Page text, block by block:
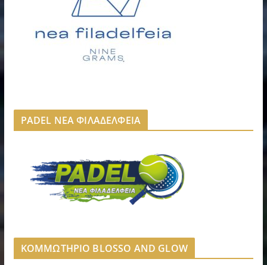
PADEL ΝΕΑ ΦΙΛΑΔΕΛΦΕΙΑ
ΚΟΜΜΩΤΗΡΙΟ BLOSSO AND GLOW